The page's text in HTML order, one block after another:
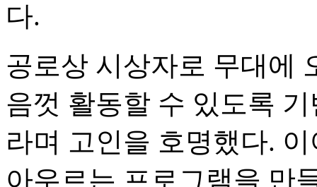
다.
공로상 시상자로 무대에
음껏 활동할 수 있도록
라며 고인을 호명했다.
아우르는 프로그램을 만